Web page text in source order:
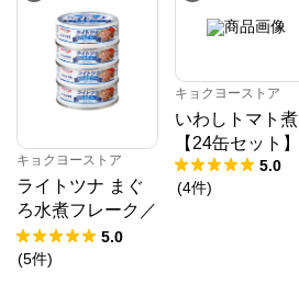
キョクヨーストア
ライトツナ まぐ
ろ水煮フレーク／
70g
5.0
(5件)
キョクヨーストア
いわしトマト煮
【24缶セット】
5.0
(4件)